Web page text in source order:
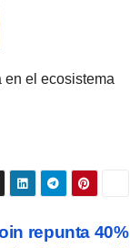
en el ecosistema
repunta 40%